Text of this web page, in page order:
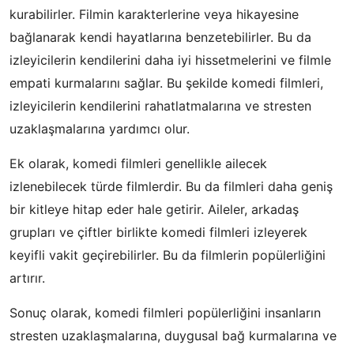
kurabilirler. Filmin karakterlerine veya hikayesine
bağlanarak kendi hayatlarına benzetebilirler. Bu da
izleyicilerin kendilerini daha iyi hissetmelerini ve filmle
empati kurmalarını sağlar. Bu şekilde komedi filmleri,
izleyicilerin kendilerini rahatlatmalarına ve stresten
uzaklaşmalarına yardımcı olur.
Ek olarak, komedi filmleri genellikle ailecek
izlenebilecek türde filmlerdir. Bu da filmleri daha geniş
bir kitleye hitap eder hale getirir. Aileler, arkadaş
grupları ve çiftler birlikte komedi filmleri izleyerek
keyifli vakit geçirebilirler. Bu da filmlerin popülerliğini
artırır.
Sonuç olarak, komedi filmleri popülerliğini insanların
stresten uzaklaşmalarına, duygusal bağ kurmalarına ve